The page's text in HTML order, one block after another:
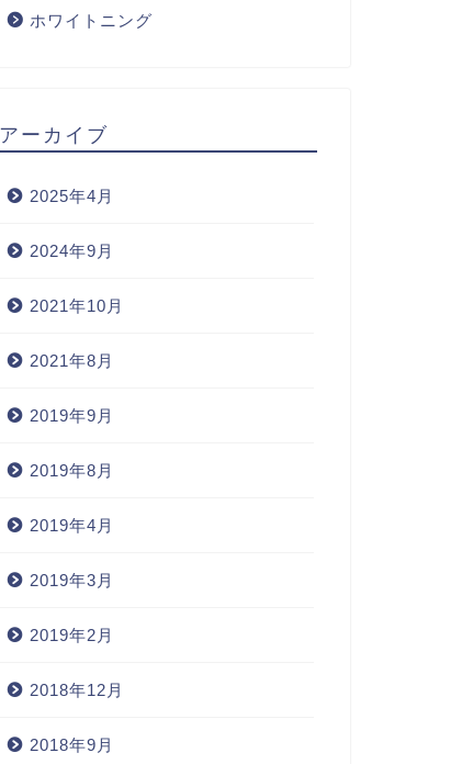
ホワイトニング
アーカイブ
2025年4月
2024年9月
2021年10月
2021年8月
2019年9月
2019年8月
2019年4月
2019年3月
2019年2月
2018年12月
2018年9月